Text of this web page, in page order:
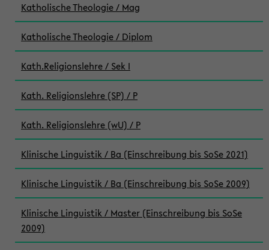
Katholische Theologie / Mag
Katholische Theologie / Diplom
Kath.Religionslehre / Sek I
Kath. Religionslehre (SP) / P
Kath. Religionslehre (wU) / P
Klinische Linguistik / Ba (Einschreibung bis SoSe 2021)
Klinische Linguistik / Ba (Einschreibung bis SoSe 2009)
Klinische Linguistik / Master (Einschreibung bis SoSe
2009)